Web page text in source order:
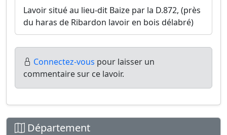
Lavoir situé au lieu-dit Baize par la D.872, (près
du haras de Ribardon lavoir en bois délabré)
Connectez-vous pour laisser un
commentaire sur ce lavoir.
Département